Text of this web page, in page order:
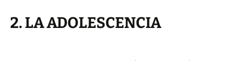
2. LA ADOLESCENCIA